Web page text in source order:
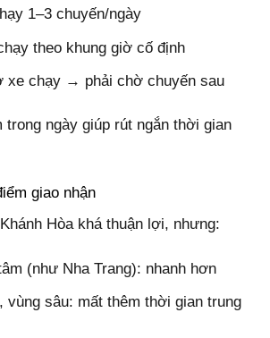
1–3 chuyến/ngày
theo khung giờ cố định
xe chạy → phải chờ chuyến sau
ngày giúp rút ngắn thời gian
giao nhận
Hòa khá thuận lợi, nhưng:
(như Nha Trang): nhanh hơn
vùng sâu: mất thêm thời gian trung